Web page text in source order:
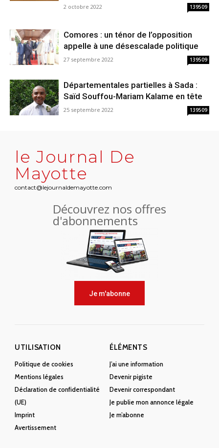
2 octobre 2022 139509
Comores : un ténor de l’opposition
appelle à une désescalade politique
27 septembre 2022 139509
Départementales partielles à Sada :
Saïd Souffou-Mariam Kalame en tête
25 septembre 2022 139509
le Journal De
Mayotte
contact@lejournaldemayotte.com
Découvrez nos offres
d'abonnements
Je m'abonne
UTILISATION
Politique de cookies
Mentions légales
Déclaration de confidentialité
(UE)
Imprint
Avertissement
ÉLÉMENTS
J’ai une information
Devenir pigiste
Devenir correspondant
Je publie mon annonce légale
Je m’abonne